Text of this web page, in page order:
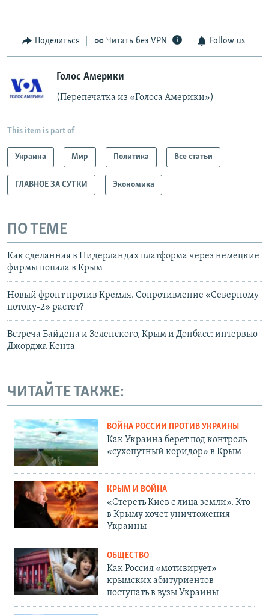
Auto 240p 360p 480p
480p
Поделиться Читать без VPN Follow us
Голос Америки
(Перепечатка из «Голоса Америки»)
This item is part of
Украина Мир Политика Все статьи
ГЛАВНОЕ ЗА СУТКИ Экономика
ПО ТЕМЕ
Как сделанная в Нидерландах платформа через немецкие
фирмы попала в Крым
Новый фронт против Кремля. Сопротивление «Северному
потоку-2» растет?
Встреча Байдена и Зеленского, Крым и Донбасс: интервью
Джорджа Кента
ЧИТАЙТЕ ТАКЖЕ:
ВОЙНА РОССИИ ПРОТИВ УКРАИНЫ
Как Украина берет под контроль
«сухопутный коридор» в Крым
КРЫМ И ВОЙНА
«Стереть Киев с лица земли». Кто
в Крыму хочет уничтожения
Украины
ОБЩЕСТВО
Как Россия «мотивирует»
крымских абитуриентов
поступать в вузы Украины